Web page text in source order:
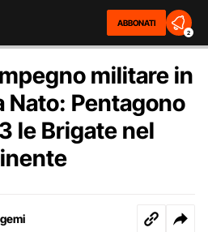
ABBONATI
2
militare in
Nato: Pentagono
le Brigate nel